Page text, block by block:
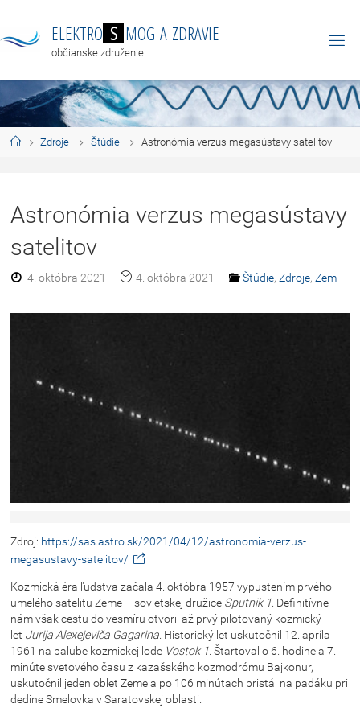
ELEKTRO S MOG A ZDRAVIE
občianske združenie
Zdroje Štúdie Astronómia verzus megasústavy satelitov
Astronómia verzus megasústavy
satelitov
4. októbra 2021 4. októbra 2021 Štúdie,Zdroje,Zem
Zdroj: https://sas.astro.sk/2021/04/12/astronomia-verzus-
megasustavy-satelitov/
Kozmická éra ľudstva začala 4. októbra 1957 vypustením prvého
umelého satelitu Zeme – sovietskej družice Sputnik 1. Definitívne
nám však cestu do vesmíru otvoril až prvý pilotovaný kozmický
let Jurija Alexejeviča Gagarina. Historický let uskutočnil 12. apríla
1961 na palube kozmickej lode Vostok 1. Štartoval o 6. hodine a 7.
minúte svetového času z kazašského kozmodrómu Bajkonur,
uskutočnil jeden oblet Zeme a po 106 minútach pristál na padáku pri
dedine Smelovka v Saratovskej oblasti.